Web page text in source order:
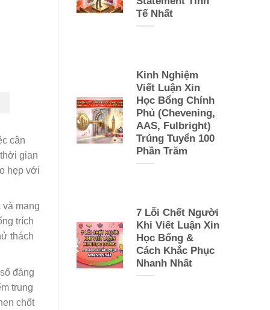
cân
gian
hẹp với
và mang
trích
thách
đáng
trung
chốt
Tế Nhất
Kinh Nghiệm
Viết Luận Xin
Học Bổng Chính
Phủ (Chevening,
AAS, Fulbright)
Trúng Tuyển 100
Phần Trăm
7 Lỗi Chết Người
Khi Viết Luận Xin
Học Bổng &
Cách Khắc Phục
Nhanh Nhất